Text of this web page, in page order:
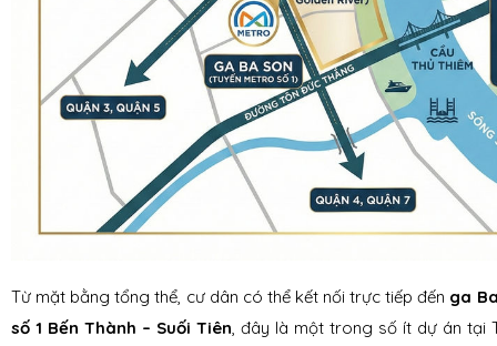
Từ mặt bằng tổng thể, cư dân có thể kết nối trực tiếp đến ga
số 1 Bến Thành – Suối Tiên, đây là một trong số ít dự án tại